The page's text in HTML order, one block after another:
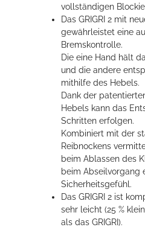
vollständigen
Das GRIGRI 2 mit
gewährleistet eine
Bremskontrolle.
Die eine Hand hält
und die andere
mithilfe des Hebels.
Dank der
Hebels kann das
Schritten erfolgen.
Kombiniert mit der
Reibnockens
beim Ablassen des
beim Abseilvorgang
Sicherheitsgefühl.
Das GRIGRI 2 ist
sehr leicht (25 %
als das GRIGRI).